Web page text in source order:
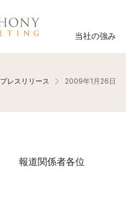
当社の強み
プレスリリース 2009年1月26日
報道関係者各位